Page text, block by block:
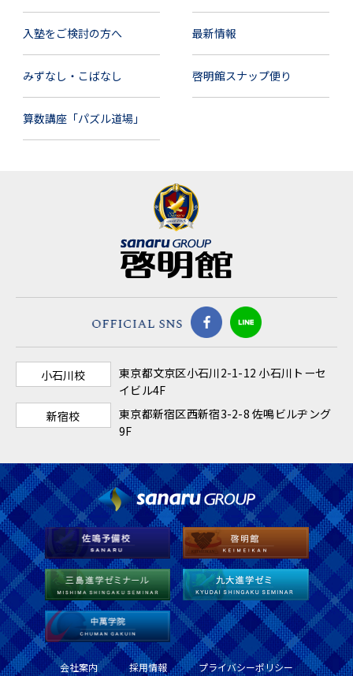
入塾をご検討の方へ 最新情報
みずなし・こばなし 啓明館スナップ便り
算数講座「パズル道場」
⼩⽯川校
東京都⽂京区⼩⽯川2-1-12 ⼩⽯川トーセ
イビル4F
新宿校
東京都新宿区⻄新宿3-2-8 佐鳴ビルヂング
9F
会社案内 採用情報 プライバシーポリシー